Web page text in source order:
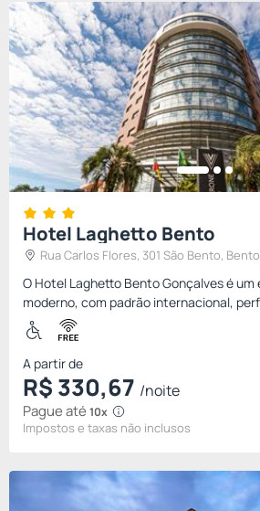
Hotel Laghetto Bento
Rua Carlos Flores, 301 São Bento,
O Hotel Laghetto Bento Gonçalves é
moderno, com padrão internacional,
aprecia conforto e qualidade. Localizado
privilegiada de Ben...
A partir de
R$ 330,67 /noite
Impostos e taxas não inclusos
Pague até 10x